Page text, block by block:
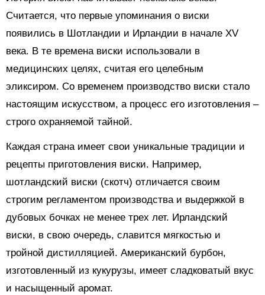
Считается, что первые упоминания о виски
появились в Шотландии и Ирландии в начале XV
века. В те времена виски использовали в
медицинских целях, считая его целебным
эликсиром. Со временем производство виски стало
настоящим искусством, а процесс его изготовления –
строго охраняемой тайной.
Каждая страна имеет свои уникальные традиции и
рецепты приготовления виски. Например,
шотландский виски (скотч) отличается своим
строгим регламентом производства и выдержкой в
дубовых бочках не менее трех лет. Ирландский
виски, в свою очередь, славится мягкостью и
тройной дистилляцией. Американский бурбон,
изготовленный из кукурузы, имеет сладковатый вкус
и насыщенный аромат.